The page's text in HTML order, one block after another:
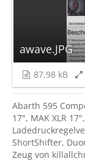
awave.JPG
87,98 kB
Abarth 595
17", MAK XLR
ShortShifter,
Zeug von